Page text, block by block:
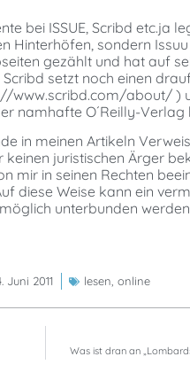
bei ISSUE, Scribd etc.ja
Hinterhöfen, sondern
gezählt und hat auf
setzt noch einen
www.scribd.com/about/ )
namhafte O´Reilly-Verlag
in meinen Artikeln
juristischen Ärger
mir in seinen Rechten
diese Weise kann ein
unterbunden
Juni 2011 lesen, online
Was ist dran an